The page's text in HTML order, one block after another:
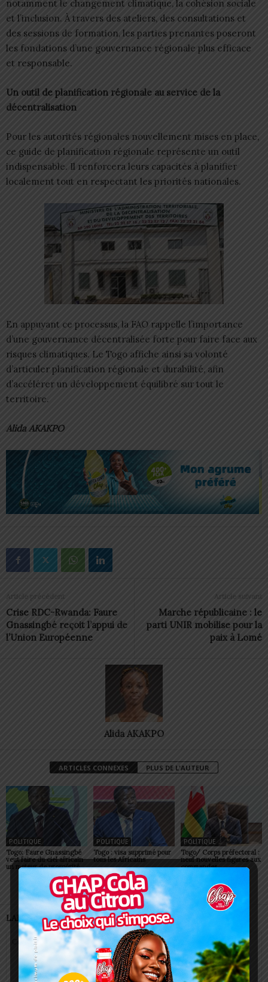
notamment le changement climatique, la cohésion sociale
et l’inclusion. À travers des ateliers, des consultations et
des sessions de formation, les parties prenantes poseront
les fondations d’une gouvernance régionale plus efficace
et responsable.
Un outil de planification régionale au service de la
décentralisation
Pour les autorités régionales nouvellement mises en place,
ce guide de planification régionale représente un outil
indispensable. Il renforcera leurs capacités à planifier
localement tout en respectant les priorités nationales.
En appuyant ce processus, la FAO rappelle l’importance
d’une gouvernance décentralisée forte pour faire face aux
risques climatiques. Le Togo affiche ainsi sa volonté
d’articuler planification régionale et durabilité, afin
d’accélérer un développement équilibré sur tout le
territoire.
Alida AKAKPO
Article précédent
Crise RDC-Rwanda: Faure
Gnassingbé reçoit l’appui de
l’Union Européenne
Article suivant
Marche républicaine : le
parti UNIR mobilise pour la
paix à Lomé
Alida AKAKPO
ARTICLES CONNEXES PLUS DE L'AUTEUR
POLITIQUE
Togo: Faure Gnassingbé
veut faire du ciel africain
un moteur de prospérité
POLITIQUE
Togo : visa supprimé pour
tous les Africains
POLITIQUE
Togo/ Corps préfectoral :
neuf nouvelles figures aux
commandes
LAISSER UN COMMENTAIRE